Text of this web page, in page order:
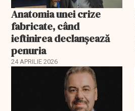
Anatomia unei crize
fabricate, când
ieftinirea declanșează
penuria
24 APRILIE 2026